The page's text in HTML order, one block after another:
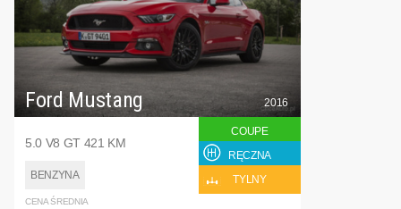
Ford Mustang
5.0 V8 GT 421 KM
BENZYNA
2016
COUPE
RĘCZNA
TYLNY
CENA ŚREDNIA